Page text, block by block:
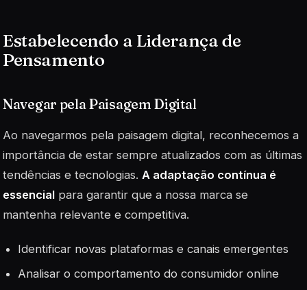
Estabelecendo a Liderança de
Pensamento
Navegar pela Paisagem Digital
Ao navegarmos pela paisagem digital, reconhecemos a
importância de estar sempre atualizados com as últimas
tendências e tecnologias. A adaptação contínua é
essencial para garantir que a nossa marca se
mantenha relevante e competitiva.
Identificar novas plataformas e canais emergentes
Analisar o comportamento do consumidor online